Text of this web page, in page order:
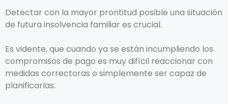
Detectar con la mayor prontitud posible una situación
de futura insolvencia familiar es crucial.
Es vidente, que cuando ya se están incumpliendo los
compromisos de pago es muy difícil reaccionar con
medidas correctoras o simplemente ser capaz de
planificarlas.